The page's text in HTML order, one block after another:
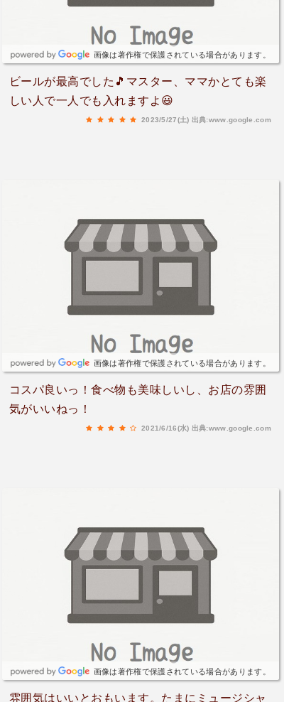
画像は著作権で保護されている場合があります。
ビールが最高でした🎵マスター、ママかとても楽
しい人で一人でも入れますよ😃
2023/5/27(土) 出典:www.google.com
画像は著作権で保護されている場合があります。
コスパ良いっ！食べ物も美味しいし、お店の雰囲
気がいいねっ！
2021/6/16(水) 出典:www.google.com
画像は著作権で保護されている場合があります。
雰囲気はいいとおもいます。たまにミュージシャ